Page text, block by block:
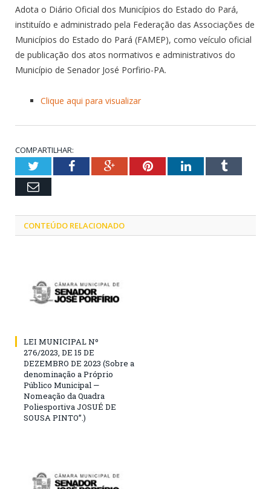
Adota o Diário Oficial dos Municípios do Estado do Pará,
instituído e administrado pela Federação das Associações de
Municípios do Estado do Pará (FAMEP), como veículo oficial
de publicação dos atos normativos e administrativos do
Município de Senador José Porfirio-PA.
Clique aqui para visualizar
COMPARTILHAR:
TwitterFacebookGoogle+PinterestLinkedInTumblr
Email
CONTEÚDO RELACIONADO
LEI MUNICIPAL Nº
276/2023, DE 15 DE
DEZEMBRO DE 2023 (Sobre a
denominação a Próprio
Público Municipal —
Nomeação da Quadra
Poliesportiva JOSUÉ DE
SOUSA PINTO”.)